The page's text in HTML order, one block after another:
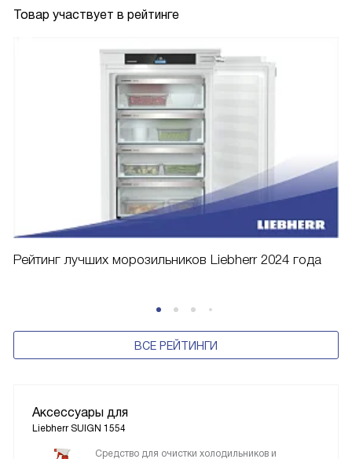
Товар участвует в рейтинге
Рейтинг лучших морозильников Liebherr 2024 года
ВСЕ РЕЙТИНГИ
Аксессуары для
Liebherr SUIGN 1554
Средство для очистки холодильников и